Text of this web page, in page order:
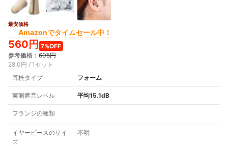
最安価格
Amazonでタイムセール中！
560円 7%OFF
参考価格： 605円
28.0円 / 1セット
耳栓タイプ
フォーム
実測遮音レベル 平均15.1dB
フランジの種類
イヤーピースのサイ
ズ
不明